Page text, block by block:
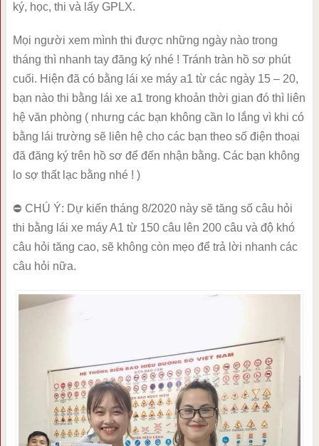
ký, học, thi và lấy GPLX.
Mọi người xem mình thi được những ngày nào trong
tháng thì nhanh tay đăng ký nhé ! Tránh tràn hồ sơ phút
cuối. Hiện đã có bằng lái xe máy a1 từ các ngày 15 – 20,
bạn nào thi bằng lái xe a1 trong khoản thời gian đó thì liên
hệ văn phòng ( nhưng các bạn không cần lo lắng vì khi có
bằng lái trường sẽ liên hệ cho các bạn theo số điện thoại
đã đăng ký trên hồ sơ để đến nhận bằng. Các bạn không
lo sợ thất lạc bằng nhé ! )
⛔ CHÚ Ý: Dự kiến tháng 8/2020 này sẽ tăng số câu hỏi
thi bằng lái xe máy A1 từ 150 câu lên 200 câu và độ khó
câu hỏi tăng cao, sẽ không còn mẹo để trả lời nhanh các
câu hỏi nữa.